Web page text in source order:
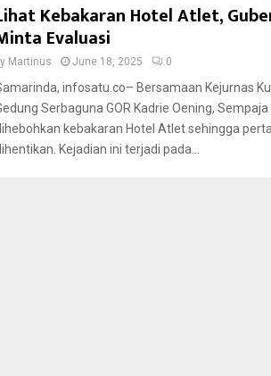
Kebakaran Hotel Atlet,
Evaluasi
Martinus June 18, 2025 0
infosatu.co– Bersamaan Kejurnas
Serbaguna GOR Kadrie Oening,
kebakaran Hotel Atlet sehingga
Kejadian ini terjadi pada...